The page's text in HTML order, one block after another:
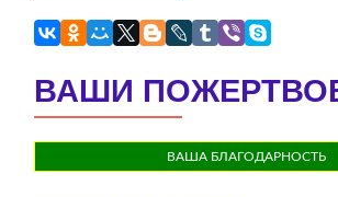
ВАШИ
ВАША БЛАГОДАРНОСТЬ